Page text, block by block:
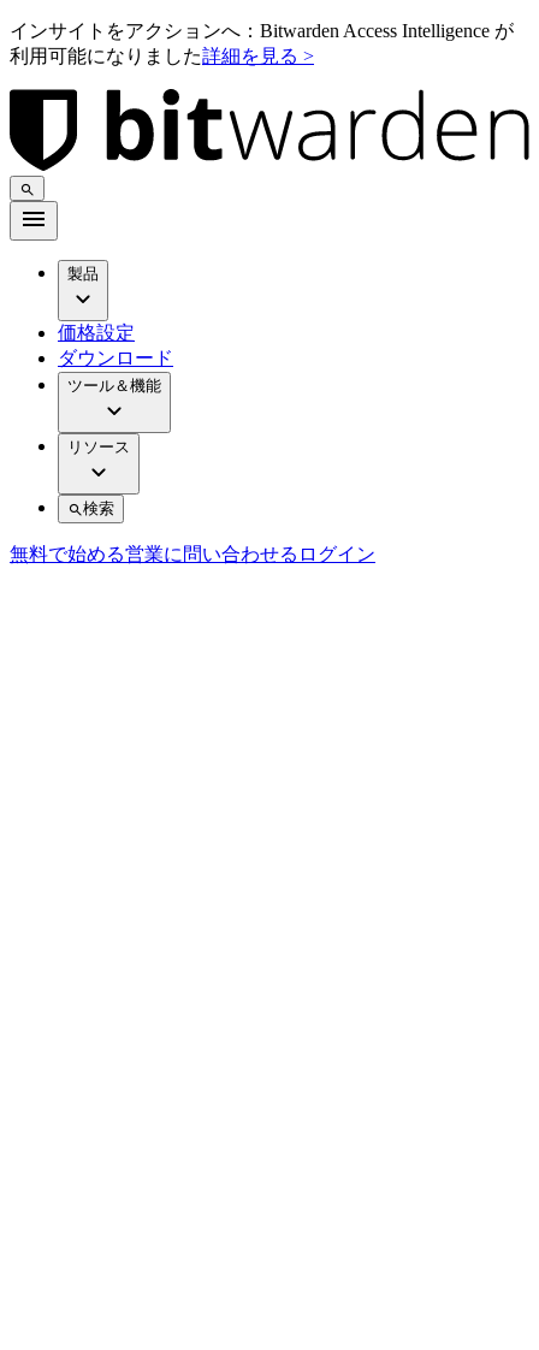
インサイトをアクションへ：Bitwarden Access Intelligence が
利用可能になりました詳細を見る >
製品
価格設定
ダウンロード
ツール＆機能
リソース
検索
無料で始める営業に問い合わせる ログイン